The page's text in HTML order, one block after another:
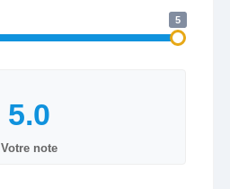
5
Votre note